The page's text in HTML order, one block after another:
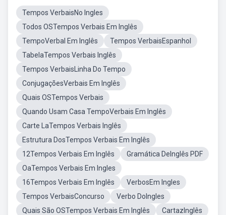
Tempos VerbaisNo Ingles
Todos OSTempos Verbais Em Inglês
TempoVerbal Em Inglês
Tempos VerbaisEspanhol
TabelaTempos Verbais Inglês
Tempos VerbaisLinha Do Tempo
ConjugaçõesVerbais Em Inglês
Quais OSTempos Verbais
Quando Usam Casa TempoVerbais Em Inglês
Carte LaTempos Verbais Inglês
Estrutura DosTempos Verbais Em Inglês
12Tempos Verbais Em Inglês
Gramática DeInglês PDF
OaTempos Verbais Em Ingles
16Tempos Verbais Em Inglês
VerbosEm Ingles
Tempos VerbaisConcurso
Verbo DoIngles
Quais São OSTempos Verbais Em Inglês
CartazInglês